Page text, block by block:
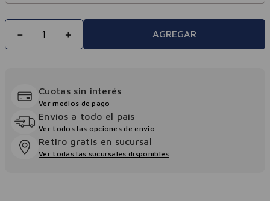
＋
－ AGREGAR
Cuotas sin interés
Ver medios de pago
Envios a todo el pais
Ver todos las opciones de envio
Retiro gratis en sucursal
Ver todas las sucursales disponibles